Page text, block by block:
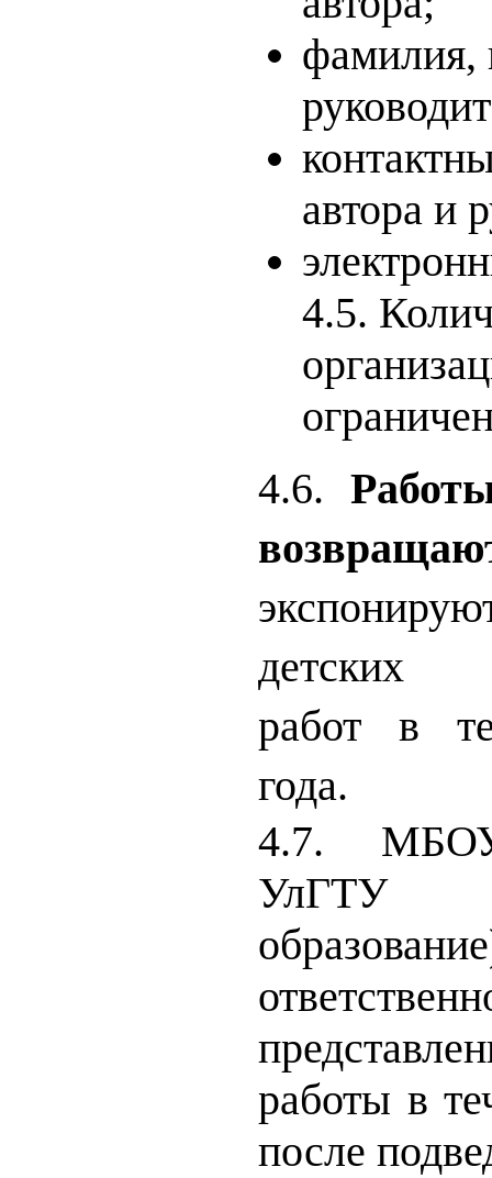
фамилия,
автора и
4.5.
4.6.
детских
работ в
года.
4.7.
УлГТУ
работы в
после